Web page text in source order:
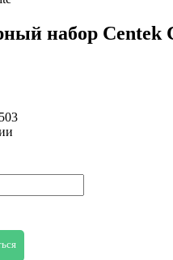
набор Centek